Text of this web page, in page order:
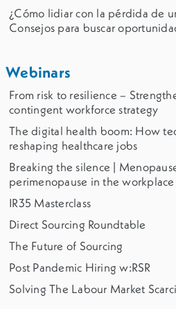
¿Cómo lidiar con la pérdida de
Consejos para buscar
Webinars
From risk to resilience –
contingent workforce strategy
The digital health boom: How
reshaping healthcare jobs
Breaking the silence |
perimenopause in the workplace
IR35 Masterclass
Direct Sourcing Roundtable
The Future of Sourcing
Post Pandemic Hiring w:RSR
Solving The Labour Market